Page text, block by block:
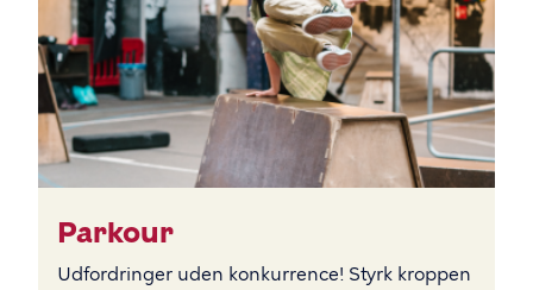
Parkour
Udfordringer uden konkurrence! Styrk kroppen